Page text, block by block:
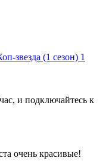
звезда (1 сезон) 1
и подключайтесь к
очень красивые!